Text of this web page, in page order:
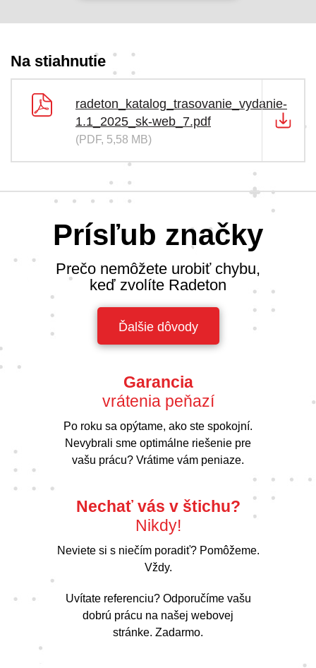
Na stiahnutie
radeton_katalog_trasovanie_vydanie-
1.1_2025_sk-web_7.pdf
(PDF, 5,58 MB)
Prísľub značky
Prečo nemôžete urobiť chybu,
keď zvolíte Radeton
Ďalšie dôvody
Garancia
vrátenia peňazí
Po roku sa opýtame, ako ste spokojní.
Nevybrali sme optimálne riešenie pre
vašu prácu? Vrátime vám peniaze.
Nechať vás v štichu?
Nikdy!
Neviete si s niečím poradiť? Pomôžeme.
Vždy.
Uvítate referenciu? Odporučíme vašu
dobrú prácu na našej webovej
stránke. Zadarmo.